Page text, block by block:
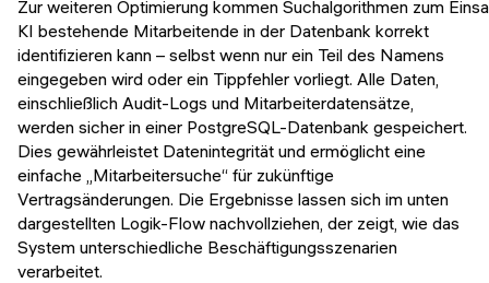
Zur weiteren Optimierung kommen Suchalgorithmen zum
KI bestehende Mitarbeitende in der Datenbank korrekt
identifizieren kann – selbst wenn nur ein Teil des Namens
eingegeben wird oder ein Tippfehler vorliegt. Alle Daten,
einschließlich Audit-Logs und Mitarbeiterdatensätze,
werden sicher in einer PostgreSQL-Datenbank gespeichert.
Dies gewährleistet Datenintegrität und ermöglicht eine
einfache „Mitarbeitersuche“ für zukünftige
Vertragsänderungen. Die Ergebnisse lassen sich im unten
dargestellten Logik-Flow nachvollziehen, der zeigt, wie das
System unterschiedliche Beschäftigungsszenarien
verarbeitet.